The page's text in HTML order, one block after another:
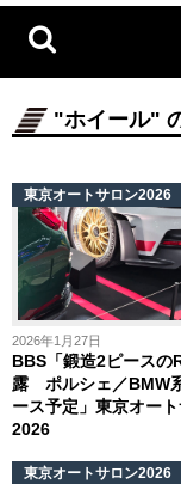
"ホイール"
2026年1月27日
BBS「鍛造2ピースの
露 ポルシェ／BMW
ース予定」東京オー
2026
東京オートサロン2026
東京オートサロン2026